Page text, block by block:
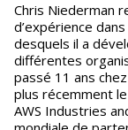
Chris Niederman
d’expérience
desquels il a
différentes
passé 11 ans
plus récemment
AWS Industries